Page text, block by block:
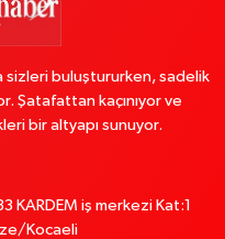
sizleri buluştururken, sadelik
Şatafattan kaçınıyor ve
bir altyapı sunuyor.
KARDEM iş merkezi Kat:1
Kocaeli